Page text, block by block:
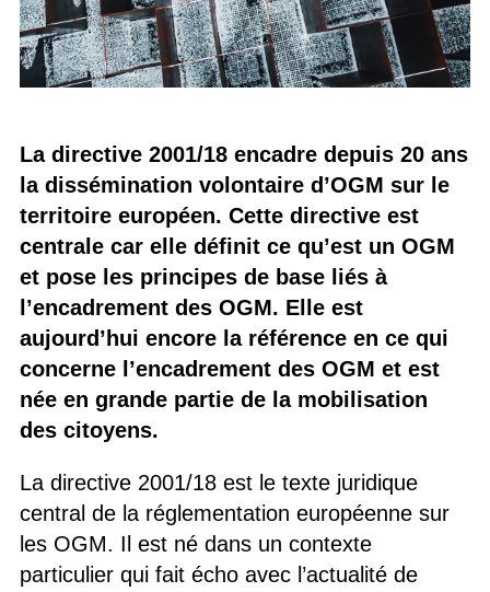
La directive 2001/18 encadre depuis 20 ans
la dissémination volontaire d’OGM sur le
territoire européen. Cette directive est
centrale car elle définit ce qu’est un OGM
et pose les principes de base liés à
l’encadrement des OGM. Elle est
aujourd’hui encore la référence en ce qui
concerne l’encadrement des OGM et est
née en grande partie de la mobilisation
des citoyens.
La directive 2001/18 est le texte juridique
central de la réglementation européenne sur
les OGM. Il est né dans un contexte
particulier qui fait écho avec l’actualité de